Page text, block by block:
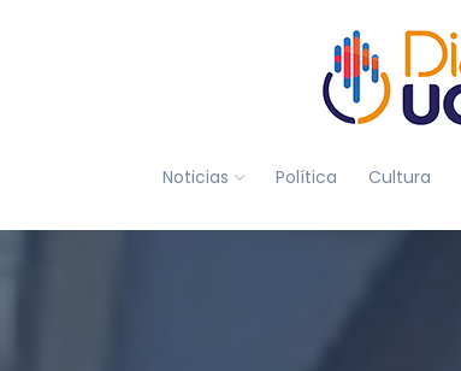
Noticias Política Cultura